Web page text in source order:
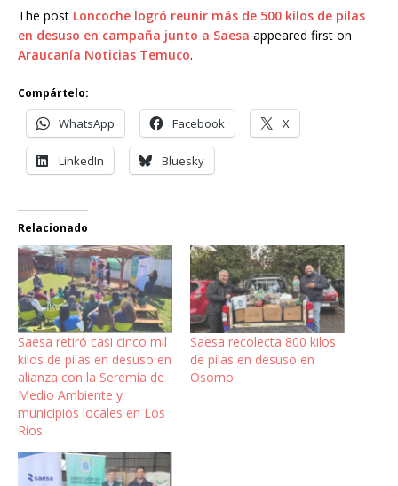
The post Loncoche logró reunir más de 500 kilos de pilas
en desuso en campaña junto a Saesa appeared first on
Araucanía Noticias Temuco.
Compártelo:
WhatsApp Facebook X
LinkedIn Bluesky
Relacionado
Saesa retiró casi cinco mil
kilos de pilas en desuso en
alianza con la Seremía de
Medio Ambiente y
municipios locales en Los
Ríos
Saesa recolecta 800 kilos
de pilas en desuso en
Osorno